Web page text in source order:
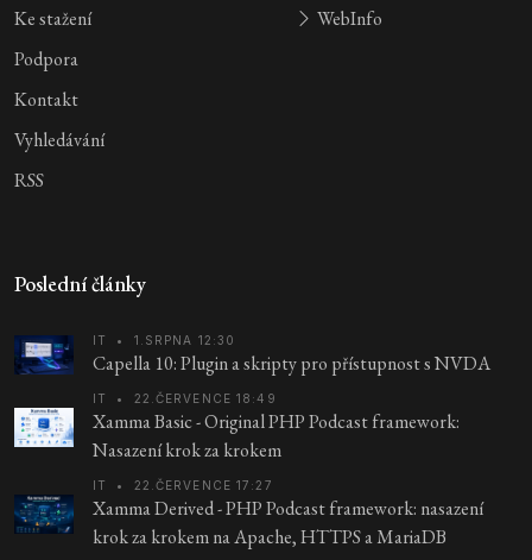
Ke stažení
Podpora
Kontakt
Vyhledávání
RSS
WebInfo
Poslední články
IT • 1.SRPNA 12:30
Capella 10: Plugin a skripty pro přístupnost s NVDA
IT • 22.ČERVENCE 18:49
Xamma Basic - Original PHP Podcast framework:
Nasazení krok za krokem
IT • 22.ČERVENCE 17:27
Xamma Derived - PHP Podcast framework: nasazení
krok za krokem na Apache, HTTPS a MariaDB